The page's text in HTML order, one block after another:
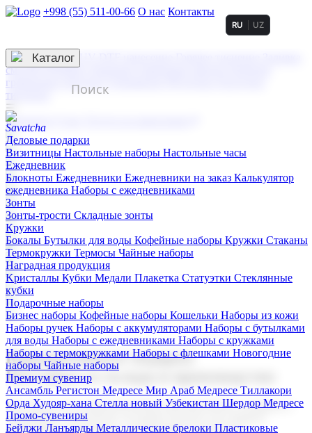
+998 (55) 511-00-66 О нас Контакты
3D гравировка
смолой (Doming)
гравировка твердая
тиснение
RU UZ
☰
Контакты
Каталог
Деловые подарки
Визитницы Настольные наборы Настольные часы
Ежедневник
Блокноты Ежедневники Ежедневники на заказ Калькулятор
ежедневника Наборы с ежедневниками
Зонты
Зонты-трости Складные зонты
Кружки
Бокалы Бутылки для воды Кофейные наборы Кружки Стаканы
Термокружки Термосы Чайные наборы
Наградная продукция
Kристаллы Кубки Медали Плакетка Статуэтки Стеклянные
кубки
Подарочные наборы
Бизнес наборы Кофейные наборы Кошельки Наборы из кожи
Наборы ручек Наборы с аккумуляторами Наборы с бутылками
для воды Наборы с ежедневниками Наборы с кружками
Наборы с термокружками Наборы с флешками Новогодние
наборы Чайные наборы
Премиум сувенир
Ансамбль Регистон Медресе Мир Араб Медресе Тиллакори
Орда Худояр-хана Стелла новый Узбекистан Шердор Медресе
Промо-сувениры
Бейджи Ланъярды Металлические брелоки Пластиковые
Корпоративные подарки
Поставка со склада и производство
Мы предлагаем широкий выбор корпоративных подарков и
сувениров с логотипом. В нашем каталоге вы найдете
продукцию для бизнеса, мероприятия и клиентов.